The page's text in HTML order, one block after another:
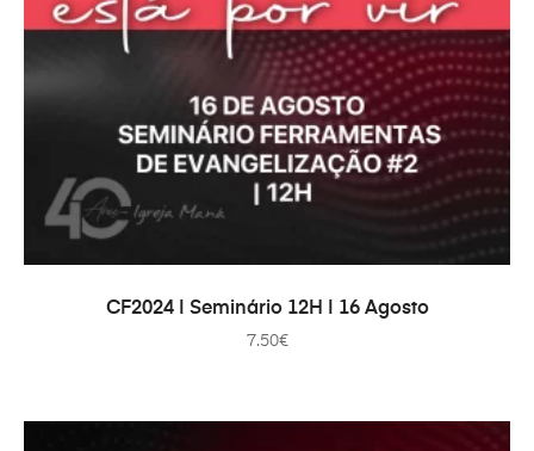
PRIDAŤ DO KOŠÍKA
CF2024 | Seminário 12H | 16 Agosto
7.50€